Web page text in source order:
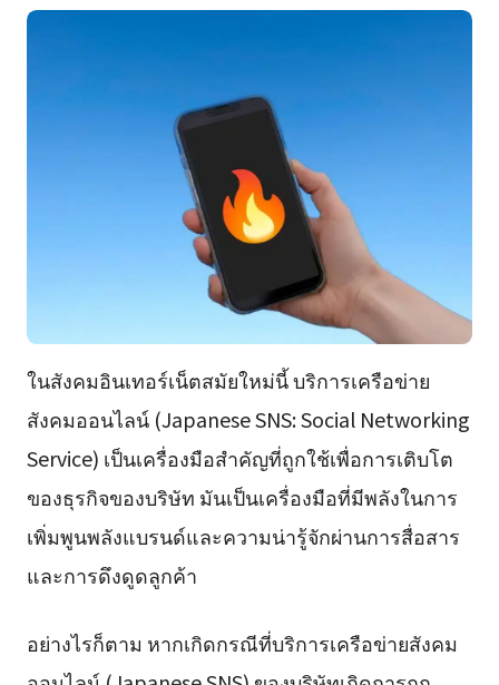
ในสังคมอินเทอร์เน็ตสมัยใหม่นี้ บริการเครือข่าย
สังคมออนไลน์ (Japanese SNS: Social Networking
Service) เป็นเครื่องมือสำคัญที่ถูกใช้เพื่อการเติบโต
ของธุรกิจของบริษัท มันเป็นเครื่องมือที่มีพลังในการ
เพิ่มพูนพลังแบรนด์และความน่ารู้จักผ่านการสื่อสาร
และการดึงดูดลูกค้า
อย่างไรก็ตาม หากเกิดกรณีที่บริการเครือข่ายสังคม